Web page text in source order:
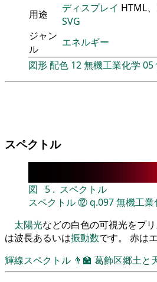
用途
ディスプレイ HTML、
SVG
ジャン
ル
エネルギー
図形配色 12無機工業化学 05
スペクトル
図 5 . スペクトル
スペクトル⑫q.097無機工業
太陽光などの白色の可視光をプ
は波長あるいは振動数です。 赤は
輝線スペクトル 👨‍🏫 葛飾区郷土と